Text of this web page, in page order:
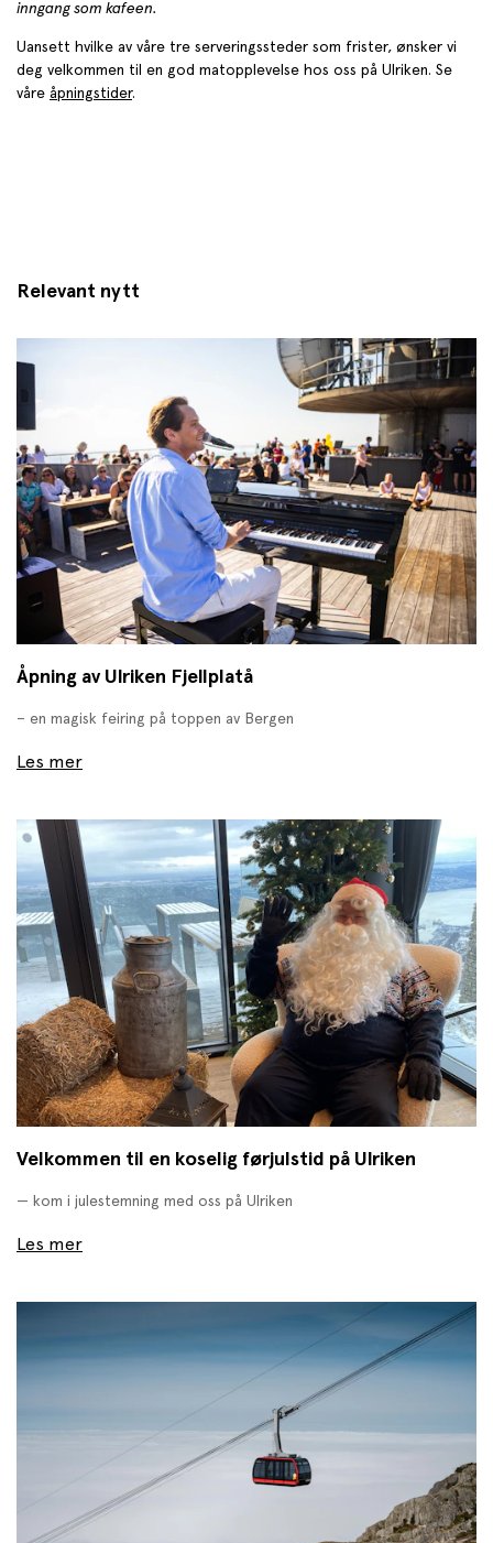
inngang som kafeen.
Uansett hvilke av våre tre serveringssteder som frister, ønsker vi
deg velkommen til en god matopplevelse hos oss på Ulriken. Se
våre åpningstider.
Relevant nytt
Åpning av Ulriken Fjellplatå
– en magisk feiring på toppen av Bergen
Les mer
Velkommen til en koselig førjulstid på Ulriken
— kom i julestemning med oss på Ulriken
Les mer